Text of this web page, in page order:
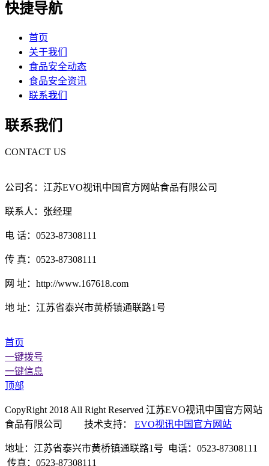
快捷导航
首页
关于我们
食品安全动态
食品安全资讯
联系我们
联系我们
CONTACT US
公司名：江苏EVO视讯中国官方网站食品有限公司
联系人：张经理
电 话：0523-87308111
传 真：0523-87308111
网 址：http://www.167618.com
地 址：江苏省泰兴市黄桥镇通联路1号
首页
一键拨号
一键信息
顶部
CopyRight 2018 All Right Reserved 江苏EVO视讯中国官方网站
食品有限公司 技术支持： EVO视讯中国官方网站
地址：江苏省泰兴市黄桥镇通联路1号 电话：0523-87308111
传真：0523-87308111